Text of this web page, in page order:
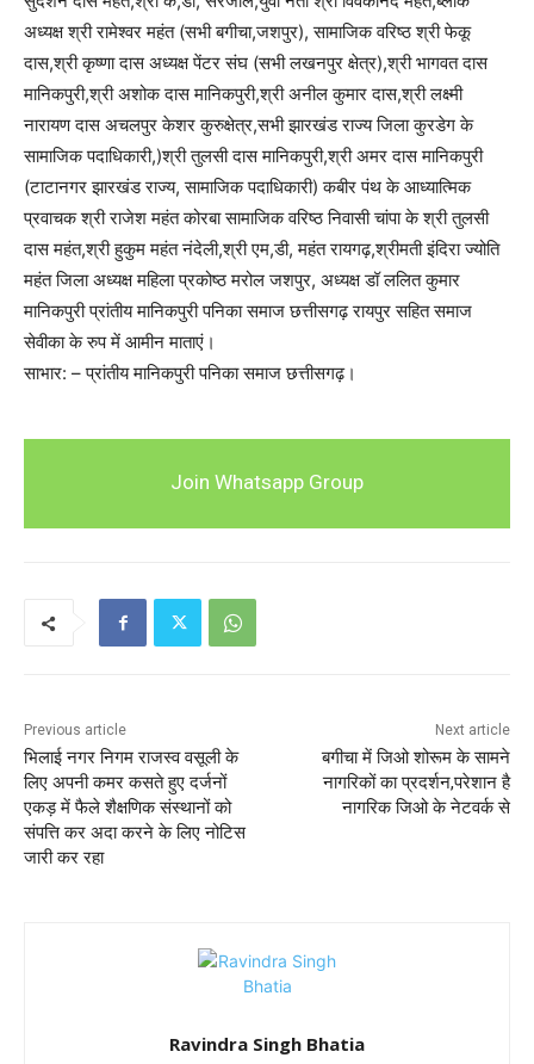
अध्यक्ष श्री रामेश्वर महंत (सभी बगीचा,जशपुर), सामाजिक वरिष्ठ ‌श्री फेकू
दास,श्री कृष्णा दास अध्यक्ष पेंटर संघ (सभी लखनपुर क्षेत्र),श्री भागवत दास
मानिकपुरी,श्री अशोक दास मानिकपुरी,श्री अनील कुमार दास,श्री लक्ष्मी
नारायण दास अचलपुर केशर कुरुक्षेत्र,सभी झारखंड राज्य जिला कुरडेग के
सामाजिक पदाधिकारी,)श्री तुलसी दास मानिकपुरी,श्री अमर दास मानिकपुरी
(टाटानगर झारखंड राज्य, सामाजिक पदाधिकारी) कबीर पंथ के आध्यात्मिक
प्रवाचक श्री राजेश महंत कोरबा सामाजिक वरिष्ठ ‌निवासी चांपा के श्री तुलसी
दास महंत,श्री हुकुम महंत नंदेली,श्री एम,डी, महंत रायगढ़,श्रीमती इंदिरा ज्योति
महंत जिला अध्यक्ष महिला प्रकोष्ठ मरोल जशपुर, अध्यक्ष डॉ ललित कुमार
मानिकपुरी प्रांतीय मानिकपुरी पनिका समाज छत्तीसगढ़ रायपुर सहित समाज
सेवीका के रुप में आमीन माताएं।
साभार: – प्रांतीय मानिकपुरी पनिका समाज छत्तीसगढ़।
Join Whatsapp Group
Previous article
भिलाई नगर निगम राजस्व वसूली के
लिए अपनी कमर कसते हुए दर्जनों
एकड़ में फैले शैक्षणिक संस्थानों को
संपत्ति कर अदा करने के लिए नोटिस
जारी कर रहा
Next article
बगीचा में जिओ शोरूम के सामने
नागरिकों का प्रदर्शन,परेशान है
नागरिक जिओ के नेटवर्क से
Ravindra Singh Bhatia